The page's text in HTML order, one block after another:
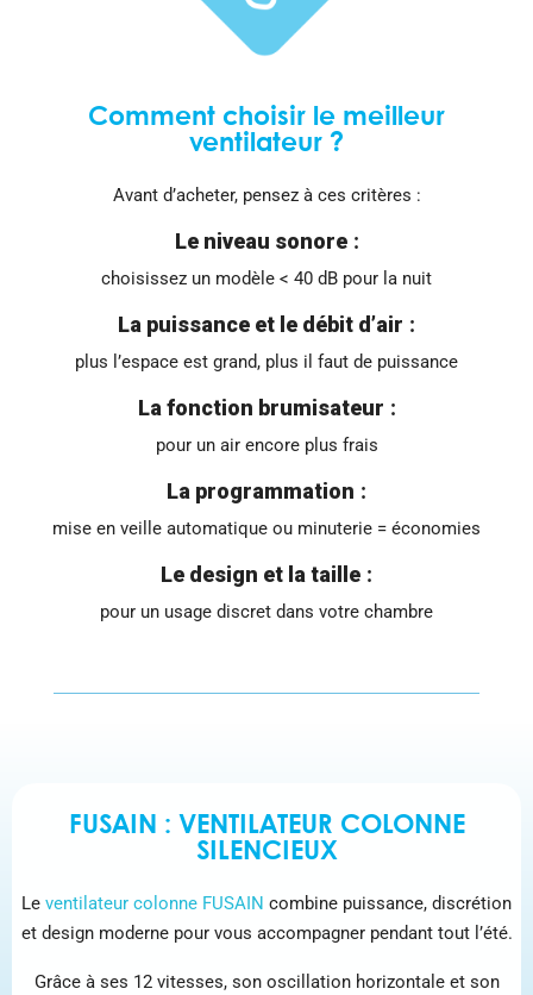
Comment choisir le meilleur
ventilateur ?
Avant d’acheter, pensez à ces critères :
Le niveau sonore:
choisissez un modèle < 40 dB pour la nuit
La puissance et le débit d’air :
plus l’espace est grand, plus il faut de puissance
La fonction brumisateur :
pour un air encore plus frais
La programmation :
mise en veille automatique ou minuterie = économies
Le design et la taille :
pour un usage discret dans votre chambre
FUSAIN : VENTILATEUR COLONNE
SILENCIEUX
Le ventilateur colonne FUSAIN combine puissance, discrétion
et design moderne pour vous accompagner pendant tout l’été.
Grâce à ses 12 vitesses, son oscillation horizontale et son